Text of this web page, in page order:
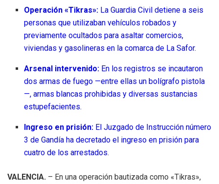
Operación «Tikras»: La Guardia Civil detiene a seis
personas que utilizaban vehículos robados y
previamente ocultados para asaltar comercios,
viviendas y gasolineras en la comarca de La Safor.
Arsenal intervenido: En los registros se incautaron
dos armas de fuego —entre ellas un bolígrafo pistola
—, armas blancas prohibidas y diversas sustancias
estupefacientes.
Ingreso en prisión: El Juzgado de Instrucción número
3 de Gandía ha decretado el ingreso en prisión para
cuatro de los arrestados.
VALENCIA. – En una operación bautizada como «Tikras»,